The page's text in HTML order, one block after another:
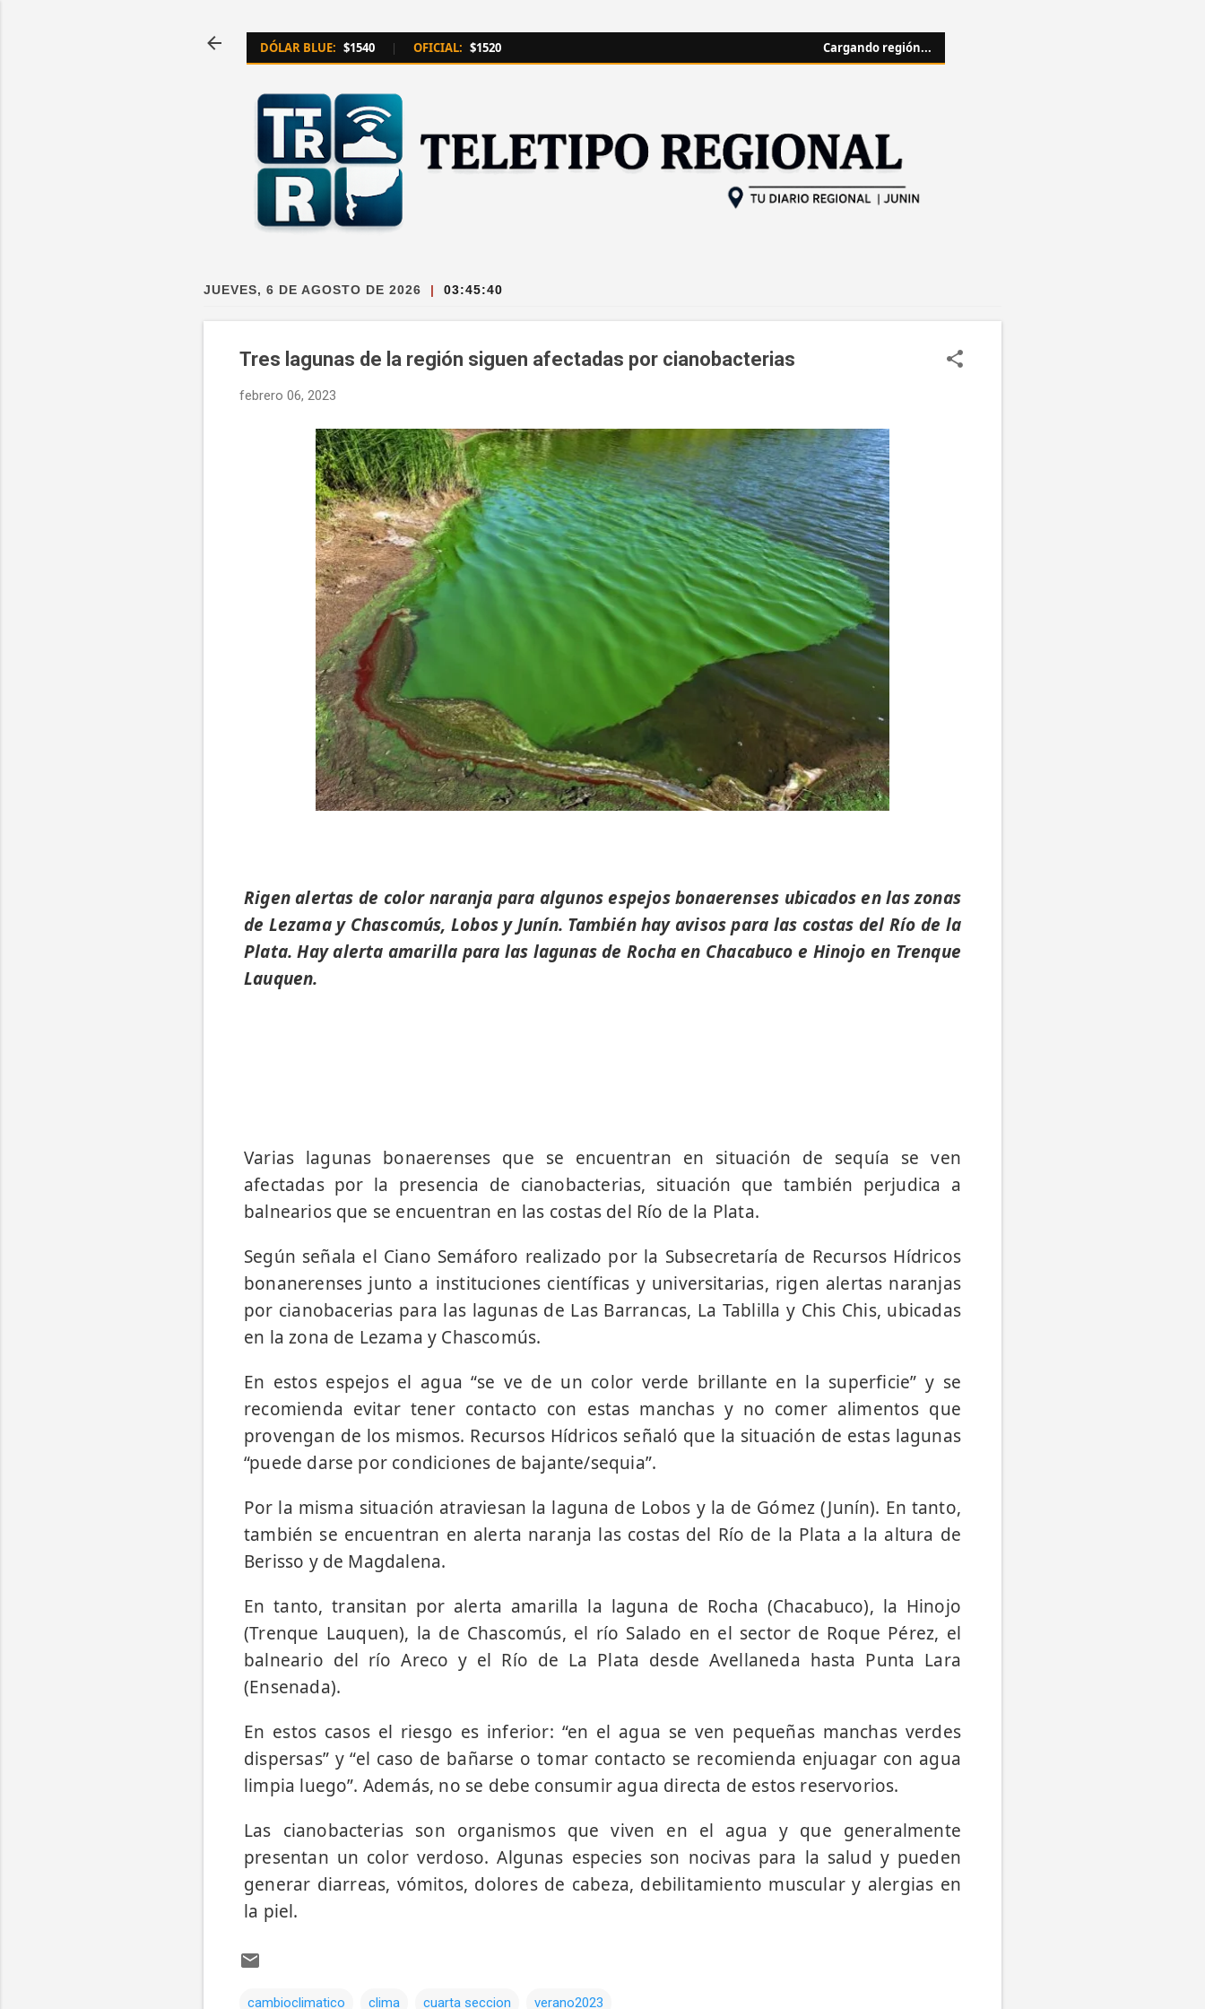
DÓLAR BLUE: $1540 | OFICIAL: $1520 Cargando región...
JUEVES, 6 DE AGOSTO DE 2026 | 03:45:41
Tres lagunas de la región siguen afectadas por cianobacterias
febrero 06, 2023
Rigen alertas de color naranja para algunos espejos bonaerenses ubicados en las zonas
de Lezama y Chascomús, Lobos y Junín. También hay avisos para las costas del Río de la
Plata. Hay alerta amarilla para las lagunas de Rocha en Chacabuco e Hinojo en Trenque
Lauquen.
Varias lagunas bonaerenses que se encuentran en situación de sequía se ven
afectadas por la presencia de cianobacterias, situación que también perjudica a
balnearios que se encuentran en las costas del Río de la Plata.
Según señala el Ciano Semáforo realizado por la Subsecretaría de Recursos Hídricos
bonanerenses junto a instituciones científicas y universitarias, rigen alertas naranjas
por cianobacerias para las lagunas de Las Barrancas, La Tablilla y Chis Chis, ubicadas
en la zona de Lezama y Chascomús.
En estos espejos el agua “se ve de un color verde brillante en la superficie” y se
recomienda evitar tener contacto con estas manchas y no comer alimentos que
provengan de los mismos. Recursos Hídricos señaló que la situación de estas lagunas
“puede darse por condiciones de bajante/sequia”.
Por la misma situación atraviesan la laguna de Lobos y la de Gómez (Junín). En tanto,
también se encuentran en alerta naranja las costas del Río de la Plata a la altura de
Berisso y de Magdalena.
En tanto, transitan por alerta amarilla la laguna de Rocha (Chacabuco), la Hinojo
(Trenque Lauquen), la de Chascomús, el río Salado en el sector de Roque Pérez, el
balneario del río Areco y el Río de La Plata desde Avellaneda hasta Punta Lara
(Ensenada).
En estos casos el riesgo es inferior: “en el agua se ven pequeñas manchas verdes
dispersas” y “el caso de bañarse o tomar contacto se recomienda enjuagar con agua
limpia luego”. Además, no se debe consumir agua directa de estos reservorios.
Las cianobacterias son organismos que viven en el agua y que generalmente
presentan un color verdoso. Algunas especies son nocivas para la salud y pueden
generar diarreas, vómitos, dolores de cabeza, debilitamiento muscular y alergias en
la piel.
cambioclimatico clima cuarta seccion verano2023